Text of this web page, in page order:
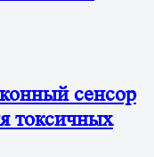
сенсор
токсичных